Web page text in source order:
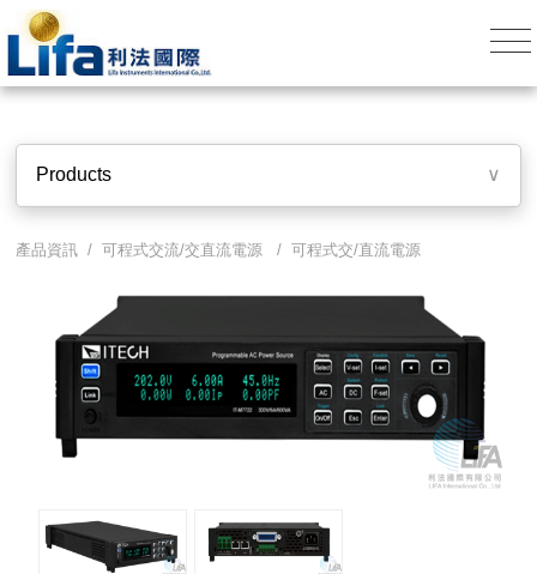
Products ∨
產品資訊 /可程式交流/交直流電源 /可程式交/直流電源